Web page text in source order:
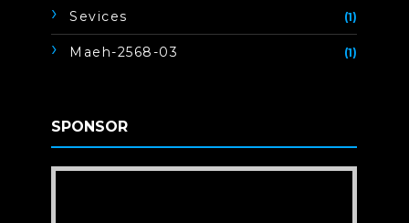
Sevices (1)
Maeh-2568-03 (1)
SPONSOR